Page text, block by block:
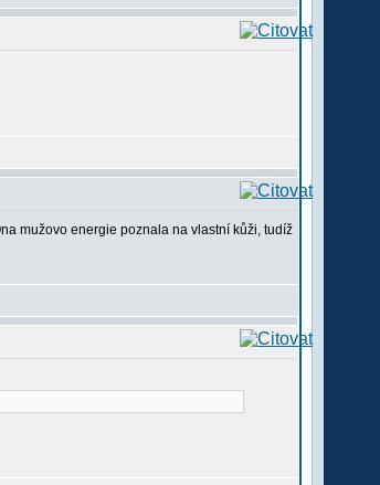
mužovo energie poznala na vlastní kůži, tudíž